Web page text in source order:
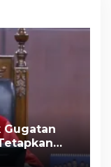
Gugatan